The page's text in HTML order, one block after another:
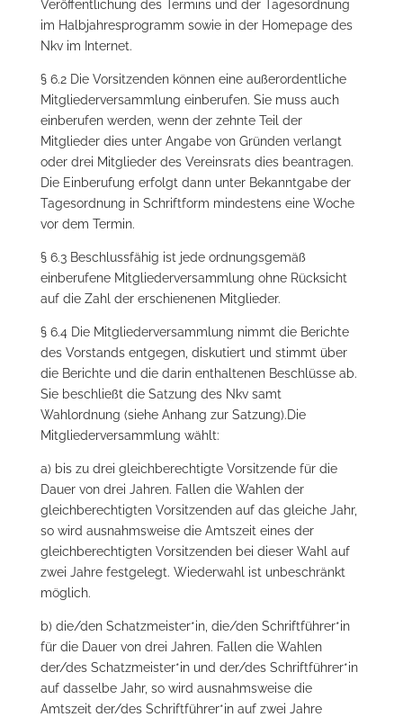
Veröffentlichung des Termins und der Tagesordnung
im Halbjahresprogramm sowie in der Homepage des
Nkv im Internet.
§ 6.2 Die Vorsitzenden können eine außerordentliche
Mitgliederversammlung einberufen. Sie muss auch
einberufen werden, wenn der zehnte Teil der
Mitglieder dies unter Angabe von Gründen verlangt
oder drei Mitglieder des Vereinsrats dies beantragen.
Die Einberufung erfolgt dann unter Bekanntgabe der
Tagesordnung in Schriftform mindestens eine Woche
vor dem Termin.
§ 6.3 Beschlussfähig ist jede ordnungsgemäß
einberufene Mitgliederversammlung ohne Rücksicht
auf die Zahl der erschienenen Mitglieder.
§ 6.4 Die Mitgliederversammlung nimmt die Berichte
des Vorstands entgegen, diskutiert und stimmt über
die Berichte und die darin enthaltenen Beschlüsse ab.
Sie beschließt die Satzung des Nkv samt
Wahlordnung (siehe Anhang zur Satzung).Die
Mitgliederversammlung wählt:
a) bis zu drei gleichberechtigte Vorsitzende für die
Dauer von drei Jahren. Fallen die Wahlen der
gleichberechtigten Vorsitzenden auf das gleiche Jahr,
so wird ausnahmsweise die Amtszeit eines der
gleichberechtigten Vorsitzenden bei dieser Wahl auf
zwei Jahre festgelegt. Wiederwahl ist unbeschränkt
möglich.
b) die/den Schatzmeister*in, die/den Schriftführer*in
für die Dauer von drei Jahren. Fallen die Wahlen
der/des Schatzmeister*in und der/des Schriftführer*in
auf dasselbe Jahr, so wird ausnahmsweise die
Amtszeit der/des Schriftführer*in auf zwei Jahre